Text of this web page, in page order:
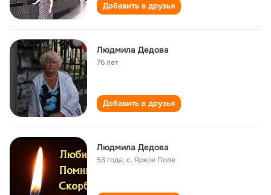
Добавить в друзья
Людмила Дедова
76 лет
Добавить в друзья
Людмила Дедова
53 года,с. Яркое Поле